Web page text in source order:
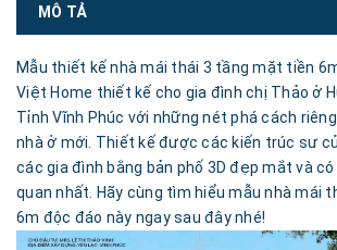
MÔ TẢ
Mẫu thiết kế nhà mái thái 3 tầng mặt tiền
Việt Home thiết kế cho gia đình chị Thảo ở
Tỉnh Vĩnh Phúc với những nét phá cách
nhà ở mới. Thiết kế được các kiến trúc sư
các gia đình bằng bản phố 3D đẹp mắt và
quan nhất. Hãy cùng tìm hiểu mẫu nhà mái
6m độc đáo này ngay sau đây nhé!